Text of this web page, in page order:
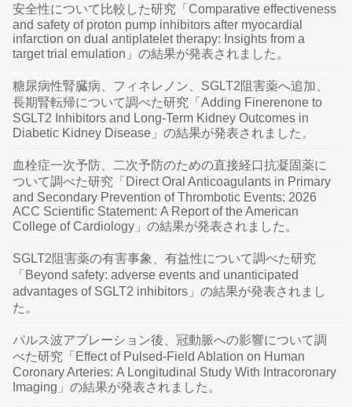
安全性について比較した研究「Comparative effectiveness
and safety of proton pump inhibitors after myocardial
infarction on dual antiplatelet therapy: Insights from a
target trial emulation」の結果が発表されました。
糖尿病性腎臓病、フィネレノン、SGLT2阻害薬へ追加、
長期腎転帰について調べた研究「Adding Finerenone to
SGLT2 Inhibitors and Long-Term Kidney Outcomes in
Diabetic Kidney Disease」の結果が発表されました。
血栓症一次予防、二次予防のための直接経口抗凝固薬に
ついて調べた研究「Direct Oral Anticoagulants in Primary
and Secondary Prevention of Thrombotic Events: 2026
ACC Scientific Statement: A Report of the American
College of Cardiology」の結果が発表されました。
SGLT2阻害薬の有害事象、有益性について調べた研究
「Beyond safety: adverse events and unanticipated
advantages of SGLT2 inhibitors」の結果が発表されまし
た。
パルス波アブレーション後、冠動脈への影響について調
べた研究「Effect of Pulsed-Field Ablation on Human
Coronary Arteries: A Longitudinal Study With Intracoronary
Imaging」の結果が発表されました。